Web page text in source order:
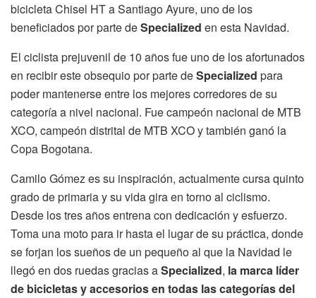
bicicleta Chisel HT a Santiago Ayure, uno de los
beneficiados por parte deSpecialized en esta Navidad.
El ciclista prejuvenil de 10 años fue uno de los afortunados
en recibir este obsequio por parte deSpecialized para
poder mantenerse entre los mejores corredores de su
categoría a nivel nacional. Fue campeón nacional de MTB
XCO, campeón distrital de MTB XCO y también ganó la
Copa Bogotana.
Camilo Gómez es su inspiración, actualmente cursa quinto
grado de primaria y su vida gira en torno al ciclismo.
Desde los tres años entrena con dedicación y esfuerzo.
Toma una moto para ir hasta el lugar de su práctica, donde
se forjan los sueños de un pequeño al que la Navidad le
llegó en dos ruedas gracias aSpecialized, la marca líder
de bicicletas y accesorios en todas las categorías del